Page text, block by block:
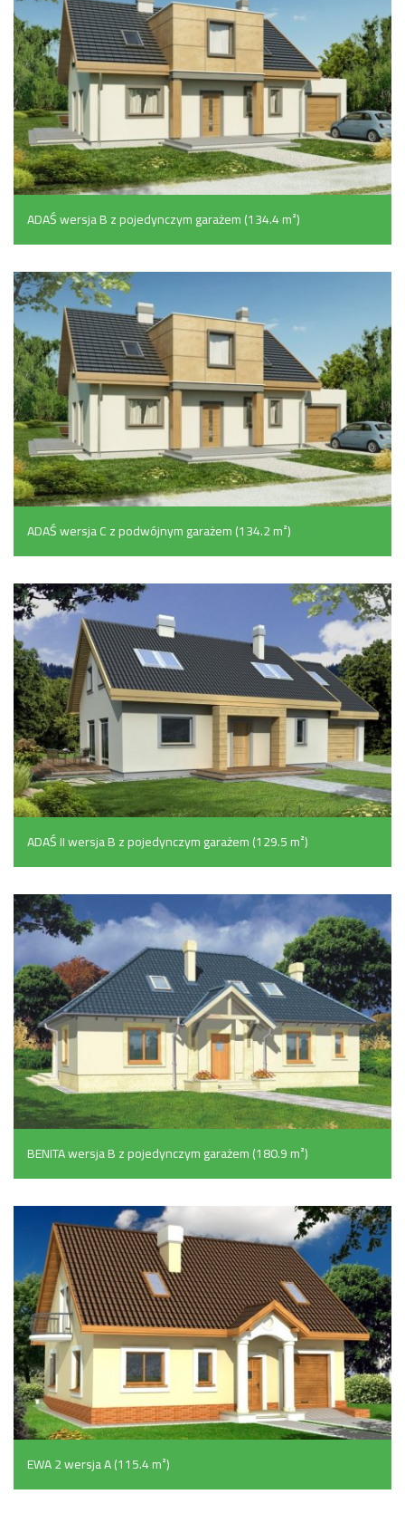
ADAŚ wersja B z pojedynczym garażem (134.4 m²)
ADAŚ wersja C z podwójnym garażem (134.2 m²)
ADAŚ II wersja B z pojedynczym garażem (129.5 m²)
BENITA wersja B z pojedynczym garażem (180.9 m²)
EWA 2 wersja A (115.4 m²)